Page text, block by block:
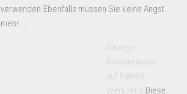
verwenden.Ebenfalls müssen Sie keine Angst
mehr ...
Amazon
Retourenware
auf Palette
Werkzeug Diese